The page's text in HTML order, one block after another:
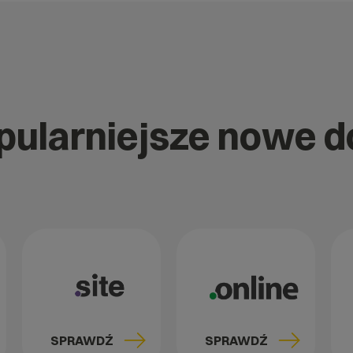
nowe
SPRAWDŹ SPRAWDŹ